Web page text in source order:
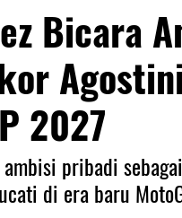
Bicara
2027
pribadi
di era baru